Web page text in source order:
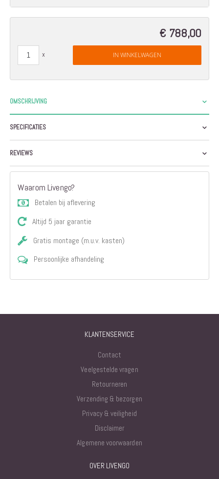
€ 788,00
IN WINKELWAGEN
OMSCHRIJVING
SPECIFICATIES
REVIEWS
Waarom Livengo?
Betalen bij aflevering
Altijd 5 jaar garantie
Gratis montage (m.u.v. kasten)
Persoonlijke afhandeling
KLANTENSERVICE
Contact
Veelgestelde vragen
Retourneren
Verzending & bezorgen
Privacy & veiligheid
Disclaimer
Algemene voorwaarden
OVER LIVENGO